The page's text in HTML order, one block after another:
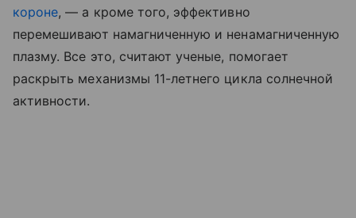
короне, — а кроме того, эффективно
перемешивают намагниченную и ненамагниченную
плазму. Все это, считают ученые, помогает
раскрыть механизмы 11-летнего цикла солнечной
активности.